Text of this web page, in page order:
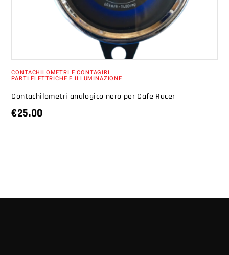
CONTACHILOMETRI E CONTAGIRI
PARTI ELETTRICHE E ILLUMINAZIONE
Contachilometri analogico nero per Cafe Racer
€25.00